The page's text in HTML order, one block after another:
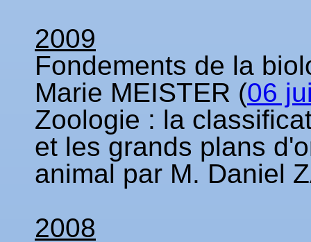
2009
Fondements de la
Marie MEISTER (06
Zoologie : la
et les grands plans
animal par M. Daniel
2008